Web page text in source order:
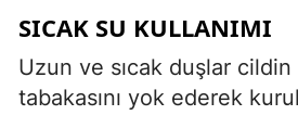
SICAK SU KULLANIMI
Uzun ve sıcak duşlar
tabakasını yok ederek